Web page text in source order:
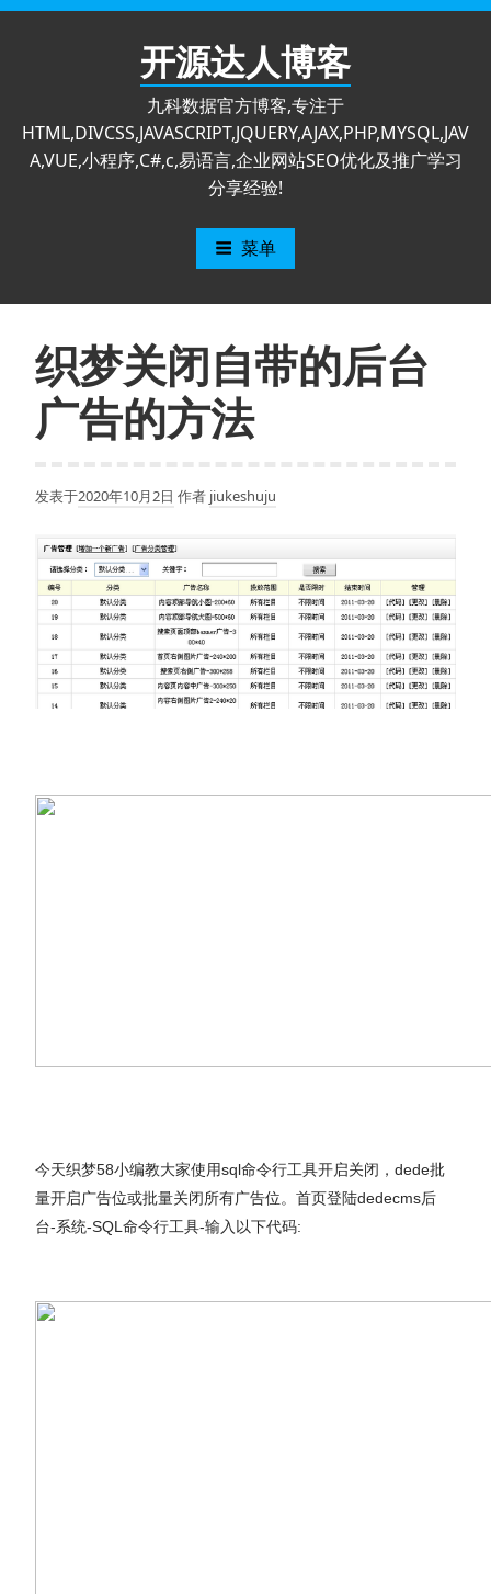
跳
开源达人博客
九科数据官方博客,专注于
HTML,DIVCSS,JAVASCRIPT,JQUERY,AJAX,PHP,MYSQL,JAV
A,VUE,小程序,C#,c,易语言,企业网站SEO优化及推广学习
分享经验!
菜单
织梦关闭自带的后台
广告的方法
发表于2020年10月2日 作者 jiukeshuju
今天织梦58小编教大家使用sql命令行工具开启关闭，dede批
量开启广告位或批量关闭所有广告位。首页登陆dedecms后
台-系统-SQL命令行工具-输入以下代码: